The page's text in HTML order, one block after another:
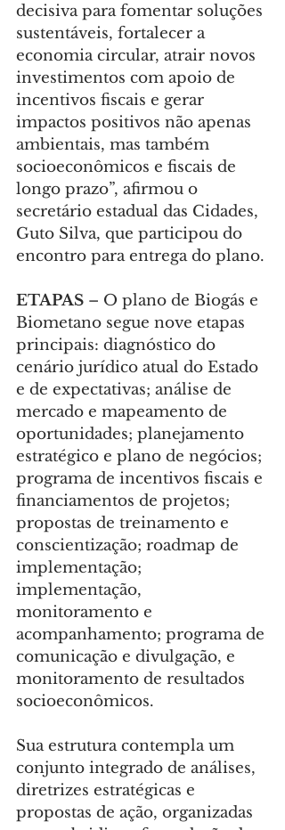
decisiva para fomentar soluções
sustentáveis, fortalecer a
economia circular, atrair novos
investimentos com apoio de
incentivos fiscais e gerar
impactos positivos não apenas
ambientais, mas também
socioeconômicos e fiscais de
longo prazo”, afirmou o
secretário estadual das Cidades,
Guto Silva, que participou do
encontro para entrega do plano.
ETAPAS – O plano de Biogás e
Biometano segue nove etapas
principais: diagnóstico do
cenário jurídico atual do Estado
e de expectativas; análise de
mercado e mapeamento de
oportunidades; planejamento
estratégico e plano de negócios;
programa de incentivos fiscais e
financiamentos de projetos;
propostas de treinamento e
conscientização; roadmap de
implementação;
implementação,
monitoramento e
acompanhamento; programa de
comunicação e divulgação, e
monitoramento de resultados
socioeconômicos.
Sua estrutura contempla um
conjunto integrado de análises,
diretrizes estratégicas e
propostas de ação, organizadas